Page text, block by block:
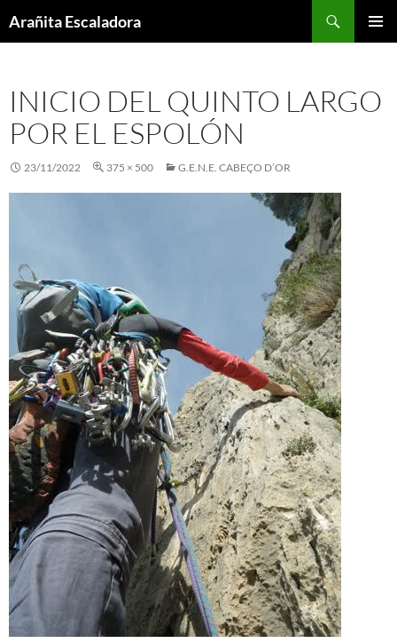
toArañita Escaladora
INICIO DEL QUINTO LARGO
POR EL ESPOLÓN
23/11/2022 375 × 500 G.E.N.E. CABEÇO D’OR